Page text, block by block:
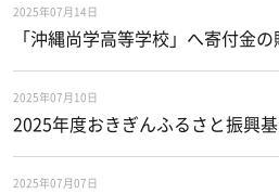
2025年07月14日
「沖縄尚学高等学校」へ寄付金
2025年07月10日
2025年度おきぎんふるさと振興
2025年07月07日